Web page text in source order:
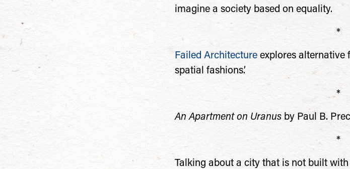
imagine a society based on equality.
*
Failed Architectureexplores alternative
spatial fashions.’
*
An Apartment on Uranus by Paul B.
*
Talking about a city that is not built